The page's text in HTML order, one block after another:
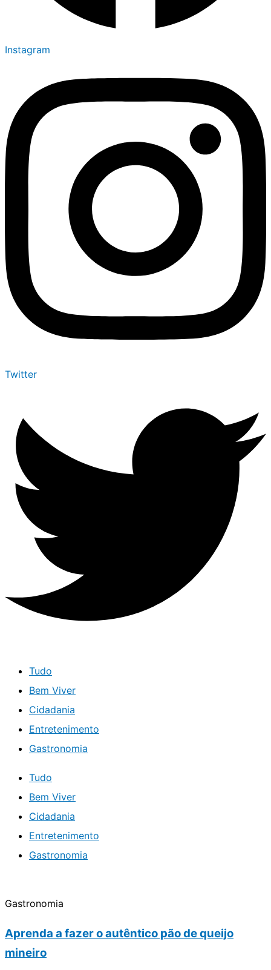
Instagram
Twitter
Tudo
Bem Viver
Cidadania
Entretenimento
Gastronomia
Tudo
Bem Viver
Cidadania
Entretenimento
Gastronomia
Gastronomia
Aprenda a fazer o autêntico pão de queijo
mineiro